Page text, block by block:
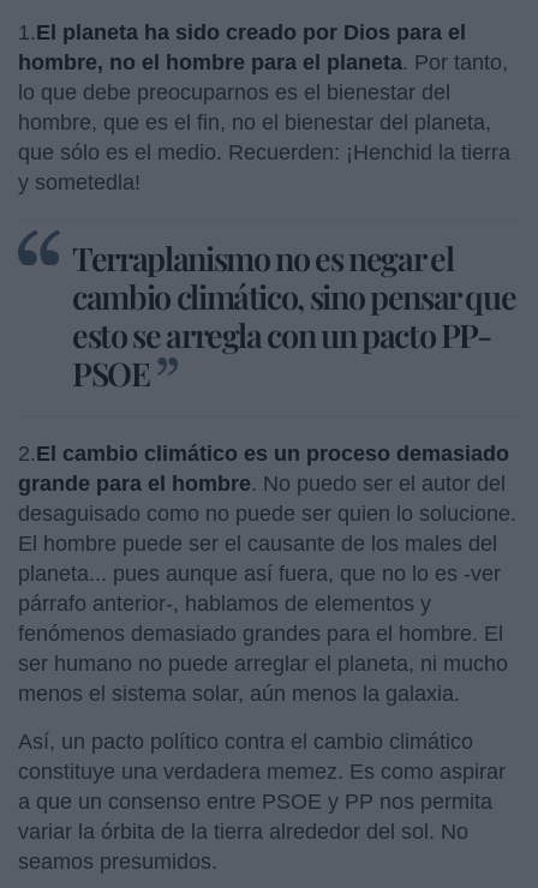
1.El planeta ha sido creado por Dios para el
hombre, no el hombre para el planeta. Por tanto,
lo que debe preocuparnos es el bienestar del
hombre, que es el fin, no el bienestar del planeta,
que sólo es el medio. Recuerden: ¡Henchid la tierra
y sometedla!
Terraplanismo no es negar el
cambio climático, sino pensar que
esto se arregla con un pacto PP-
PSOE
2.El cambio climático es un proceso demasiado
grande para el hombre. No puedo ser el autor del
desaguisado como no puede ser quien lo solucione.
El hombre puede ser el causante de los males del
planeta... pues aunque así fuera, que no lo es -ver
párrafo anterior-, hablamos de elementos y
fenómenos demasiado grandes para el hombre. El
ser humano no puede arreglar el planeta, ni mucho
menos el sistema solar, aún menos la galaxia.
Así, un pacto político contra el cambio climático
constituye una verdadera memez. Es como aspirar
a que un consenso entre PSOE y PP nos permita
variar la órbita de la tierra alrededor del sol. No
seamos presumidos.